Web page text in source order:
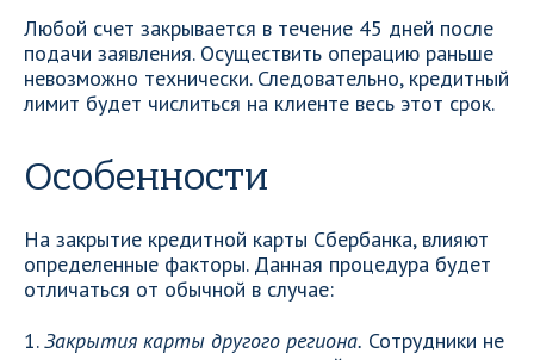
Любой счет закрывается в течение 45 дней после
подачи заявления. Осуществить операцию раньше
невозможно технически. Следовательно, кредитный
лимит будет числиться на клиенте весь этот срок.
Особенности
На закрытие кредитной карты Сбербанка, влияют
определенные факторы. Данная процедура будет
отличаться от обычной в случае:
1.Закрытия карты другого региона. Сотрудники не